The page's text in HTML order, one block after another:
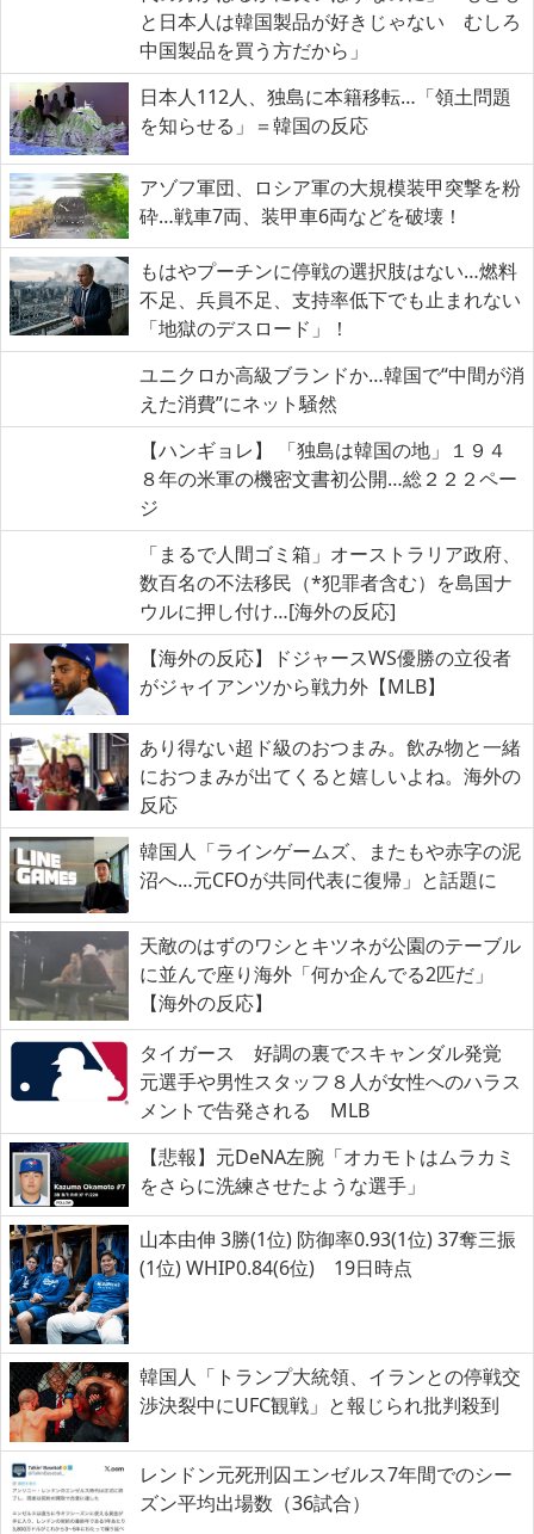
と日本人は韓国製品が好きじゃない むしろ
中国製品を買う方だから」
日本人112人、独島に本籍移転…「領土問題
を知らせる」＝韓国の反応
アゾフ軍団、ロシア軍の大規模装甲突撃を粉
砕…戦車7両、装甲車6両などを破壊！
もはやプーチンに停戦の選択肢はない…燃料
不足、兵員不足、支持率低下でも止まれない
「地獄のデスロード」！
ユニクロか高級ブランドか…韓国で“中間が消
えた消費”にネット騒然
【ハンギョレ】 「独島は韓国の地」１９４
８年の米軍の機密文書初公開…総２２２ペー
ジ
「まるで人間ゴミ箱」オーストラリア政府、
数百名の不法移民（*犯罪者含む）を島国ナ
ウルに押し付け…[海外の反応]
【海外の反応】ドジャースWS優勝の立役者
がジャイアンツから戦力外【MLB】
あり得ない超ド級のおつまみ。飲み物と一緒
におつまみが出てくると嬉しいよね。海外の
反応
韓国人「ラインゲームズ、またもや赤字の泥
沼へ…元CFOが共同代表に復帰」と話題に
天敵のはずのワシとキツネが公園のテーブル
に並んで座り海外「何か企んでる2匹だ」
【海外の反応】
タイガース 好調の裏でスキャンダル発覚
元選手や男性スタッフ８人が女性へのハラス
メントで告発される MLB
【悲報】元DeNA左腕「オカモトはムラカミ
をさらに洗練させたような選手」
山本由伸 3勝(1位) 防御率0.93(1位) 37奪三振
(1位) WHIP0.84(6位) 19日時点
韓国人「トランプ大統領、イランとの停戦交
渉決裂中にUFC観戦」と報じられ批判殺到
レンドン元死刑囚エンゼルス7年間でのシー
ズン平均出場数（36試合）